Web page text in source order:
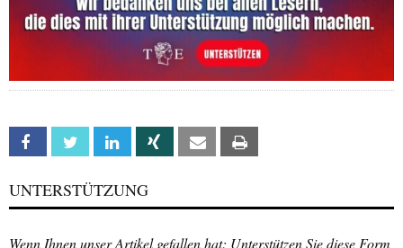
Facebook Twitter Linkedin Xing Email
UNTERSTÜTZUNG
Wenn Ihnen unser Artikel gefallen hat: Unterstützen Sie diese Form